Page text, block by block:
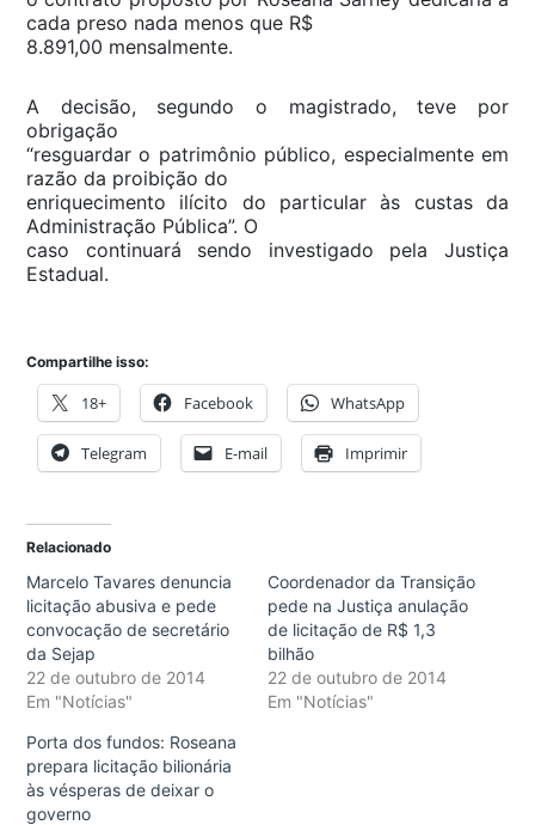
cada preso nada menos que R$
8.891,00 mensalmente.
A decisão, segundo o magistrado, teve por
obrigação
“resguardar o patrimônio público, especialmente em
razão da proibição do
enriquecimento ilícito do particular às custas da
Administração Pública”. O
caso continuará sendo investigado pela Justiça
Estadual.
Compartilhe isso:
18+ Facebook WhatsApp
Telegram E-mail Imprimir
Relacionado
Marcelo Tavares denuncia
licitação abusiva e pede
convocação de secretário
da Sejap
22 de outubro de 2014
Em "Notícias"
Coordenador da Transição
pede na Justiça anulação
de licitação de R$ 1,3
bilhão
22 de outubro de 2014
Em "Notícias"
Porta dos fundos: Roseana
prepara licitação bilionária
às vésperas de deixar o
governo